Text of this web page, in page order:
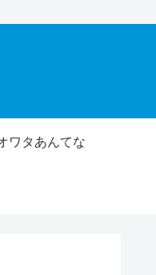
ワタあんてな